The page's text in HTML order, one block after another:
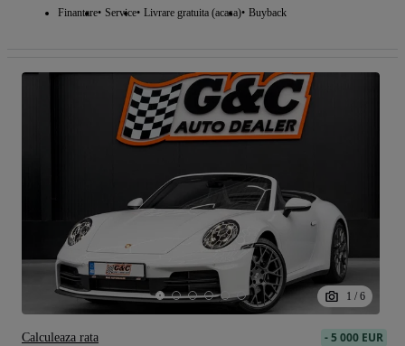
Finantare Service Livrare gratuita (acasa) Buyback
1 / 6
-5 000 EUR
Calculeaza rata